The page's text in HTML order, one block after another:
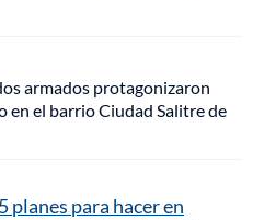
armados protagonizaron
en el barrio Ciudad Salitre de
5 planes para hacer en